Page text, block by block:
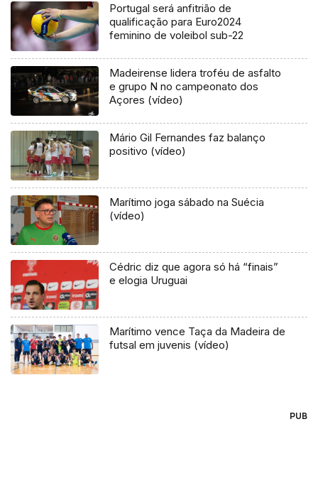
Portugal será anfitrião de
qualificação para Euro2024
feminino de voleibol sub-22
Madeirense lidera troféu de asfalto
e grupo N no campeonato dos
Açores (vídeo)
Mário Gil Fernandes faz balanço
positivo (vídeo)
Marítimo joga sábado na Suécia
(vídeo)
Cédric diz que agora só há “finais”
e elogia Uruguai
Marítimo vence Taça da Madeira de
futsal em juvenis (vídeo)
PUB